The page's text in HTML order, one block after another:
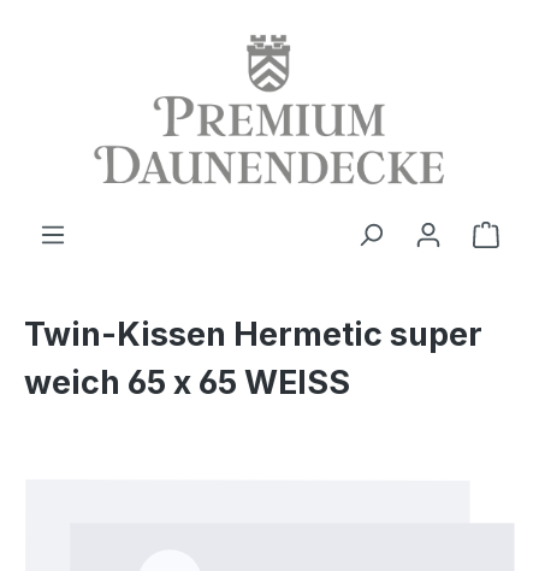
Twin-Kissen Hermetic super
weich 65 x 65 WEISS